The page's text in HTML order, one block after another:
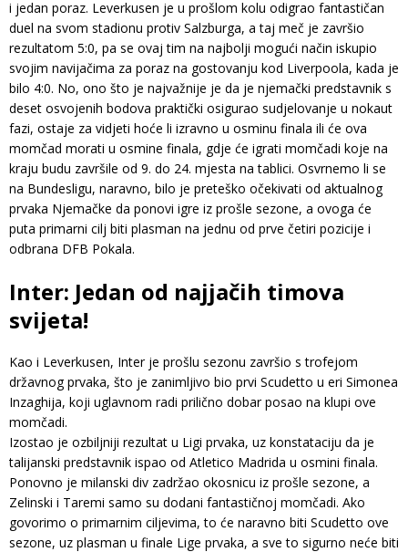
i jedan poraz. Leverkusen je u prošlom kolu odigrao fantastičan
duel na svom stadionu protiv Salzburga, a taj meč je završio
rezultatom 5:0, pa se ovaj tim na najbolji mogući način iskupio
svojim navijačima za poraz na gostovanju kod Liverpoola, kada je
bilo 4:0. No, ono što je najvažnije je da je njemački predstavnik s
deset osvojenih bodova praktički osigurao sudjelovanje u nokaut
fazi, ostaje za vidjeti hoće li izravno u osminu finala ili će ova
momčad morati u osmine finala, gdje će igrati momčadi koje na
kraju budu završile od 9. do 24. mjesta na tablici. Osvrnemo li se
na Bundesligu, naravno, bilo je preteško očekivati ​​od aktualnog
prvaka Njemačke da ponovi igre iz prošle sezone, a ovoga će
puta primarni cilj biti plasman na jednu od prve četiri pozicije i
odbrana DFB Pokala.
Inter: Jedan od najjačih timova
svijeta!
Kao i Leverkusen, Inter je prošlu sezonu završio s trofejom
državnog prvaka, što je zanimljivo bio prvi Scudetto u eri Simonea
Inzaghija, koji uglavnom radi prilično dobar posao na klupi ove
momčadi.
Izostao je ozbiljniji rezultat u Ligi prvaka, uz konstataciju da je
talijanski predstavnik ispao od Atletico Madrida u osmini finala.
Ponovno je milanski div zadržao okosnicu iz prošle sezone, a
Zelinski i Taremi samo su dodani fantastičnoj momčadi. Ako
govorimo o primarnim ciljevima, to će naravno biti Scudetto ove
sezone, uz plasman u finale Lige prvaka, a sve to sigurno neće biti